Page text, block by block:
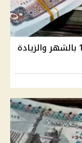
تبكير صرف مرتبات يونيو 2026 إلى 18 بالشهر والزيادة